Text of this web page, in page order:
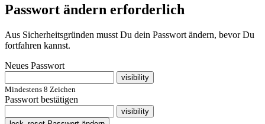
Passwort ändern erforderlich
Aus Sicherheitsgründen musst Du dein Passwort ändern, bevor Du
fortfahren kannst.
Neues Passwort
visibility
Mindestens 8 Zeichen
Passwort bestätigen
visibility